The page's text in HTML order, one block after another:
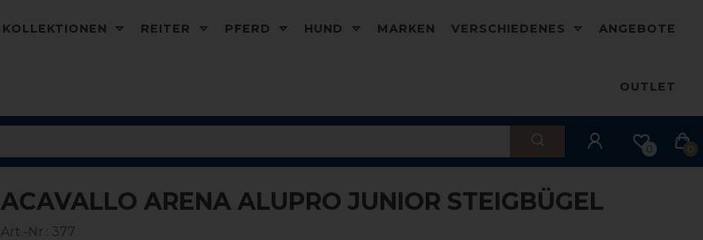
KOLLEKTIONEN REITER PFERD HUND MARKEN VERSCHIEDENES ANGEBOTE
OUTLET
0 0
ACAVALLO ARENA ALUPRO JUNIOR STEIGBÜGEL
Art.-Nr.: 377